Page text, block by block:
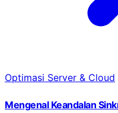
Optimasi Server & Cloud
Mengenal Keandalan